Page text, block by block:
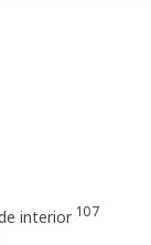
interior 107